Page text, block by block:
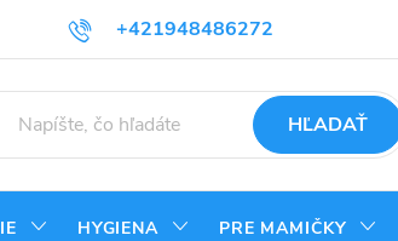
+421948486272
poriadok Kontakty Odstúpenie od
HĽADAŤ
HYGIENA PRE MAMIČKY